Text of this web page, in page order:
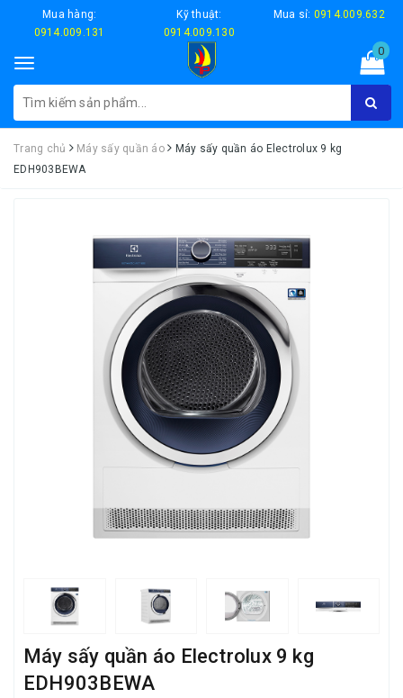
Mua hàng:
0914.009.131
Kỹ thuật:
0914.009.130
Mua sỉ: 0914.009.632
Toggle
navigation
0
Trang chủ Máy sấy quần áo
Máy sấy quần áo Electrolux 9 kg
EDH903BEWA
Máy sấy quần áo Electrolux 9 kg
EDH903BEWA